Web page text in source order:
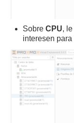
SobreCPU,
interesen